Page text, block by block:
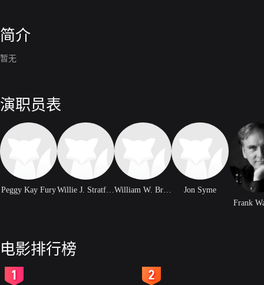
简介
暂无
演职员表
Peggy Kay Fury Willie J. Stratford Sr. William W. Brown
Jon Syme
Frank
电影排行榜